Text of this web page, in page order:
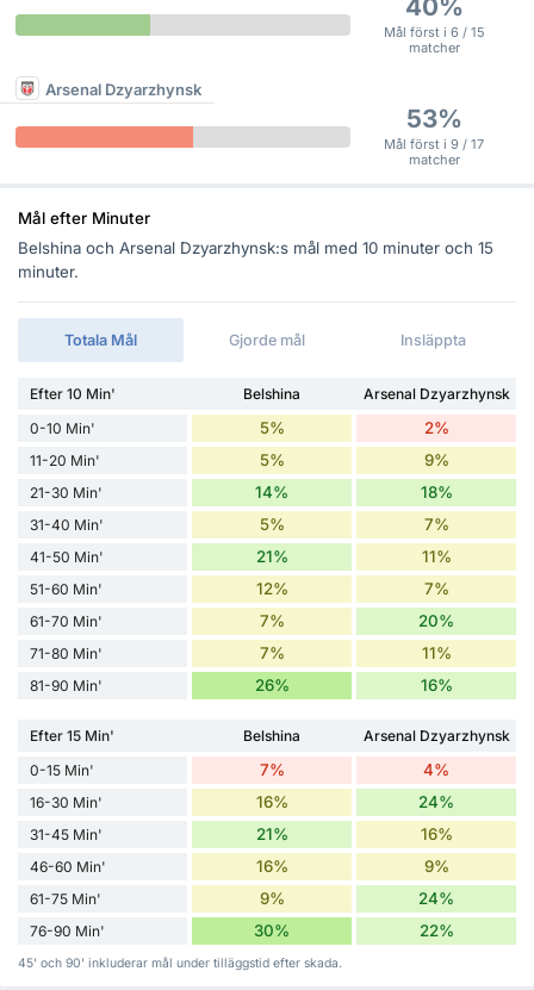
40%
Mål först i 6 / 15
matcher
Arsenal Dzyarzhynsk
53%
Mål först i 9 / 17
matcher
Mål efter Minuter
Belshina och Arsenal Dzyarzhynsk:s mål med 10 minuter och 15
minuter.
Totala Mål Gjorde mål Insläppta
Efter 10 Min' Belshina
Arsenal Dzyarzhynsk
0-10 Min'
5% 2%
11-20 Min' 5% 9%
21-30 Min' 14% 18%
31-40 Min' 5% 7%
41-50 Min' 21% 11%
51-60 Min' 12% 7%
61-70 Min' 7% 20%
71-80 Min' 7% 11%
81-90 Min' 26% 16%
Efter 15 Min' Belshina
Arsenal Dzyarzhynsk
0-15 Min'
7% 4%
16-30 Min' 16% 24%
31-45 Min' 21% 16%
46-60 Min' 16% 9%
61-75 Min' 9% 24%
76-90 Min' 30% 22%
45' och 90' inkluderar mål under tilläggstid efter skada.